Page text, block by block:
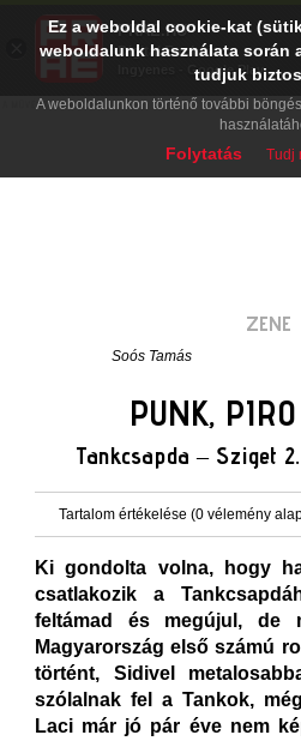
ZENE
Soós Tamás
PUNK,
Tankcsapda – Sziget
Tartalom értékelése (0 vélemény
Ki gondolta volna, hogy
csatlakozik a
feltámad és megújul, de
Magyarország első számú
történt, Sidivel
szólalnak fel a Tankok,
Laci már jó pár éve nem
Ez a weboldal cookie-kat
weboldalunk használata során
tudjuk
A weboldalunkon történő további
Folytatás Tudj
PRAE.HU
Digital Evolution
Ingyenes - Google Play